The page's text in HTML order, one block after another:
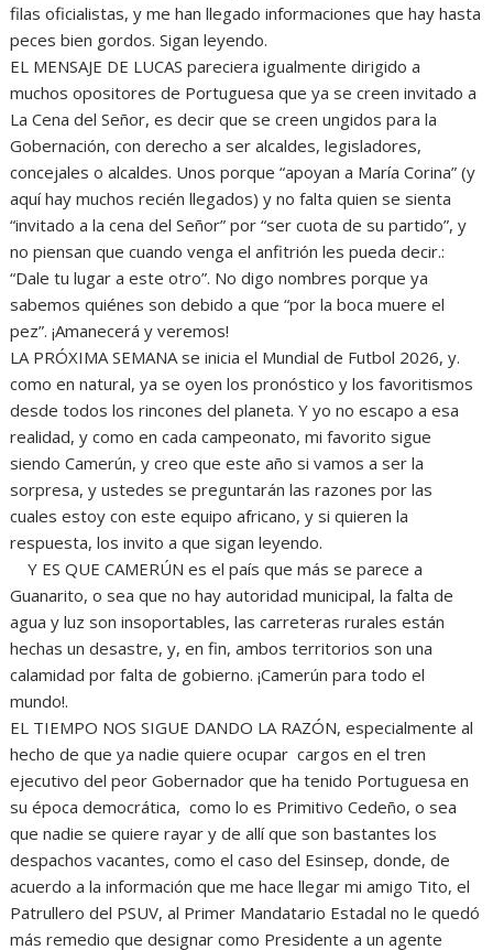
filas oficialistas, y me han llegado informaciones que hay hasta
peces bien gordos. Sigan leyendo.
EL MENSAJE DE LUCAS pareciera igualmente dirigido a
muchos opositores de Portuguesa que ya se creen invitado a
La Cena del Señor, es decir que se creen ungidos para la
Gobernación, con derecho a ser alcaldes, legisladores,
concejales o alcaldes. Unos porque “apoyan a María Corina” (y
aquí hay muchos recién llegados) y no falta quien se sienta
“invitado a la cena del Señor” por “ser cuota de su partido”, y
no piensan que cuando venga el anfitrión les pueda decir.:
“Dale tu lugar a este otro”. No digo nombres porque ya
sabemos quiénes son debido a que “por la boca muere el
pez”. ¡Amanecerá y veremos!
LA PRÓXIMA SEMANA se inicia el Mundial de Futbol 2026, y.
como en natural, ya se oyen los pronóstico y los favoritismos
desde todos los rincones del planeta. Y yo no escapo a esa
realidad, y como en cada campeonato, mi favorito sigue
siendo Camerún, y creo que este año si vamos a ser la
sorpresa, y ustedes se preguntarán las razones por las
cuales estoy con este equipo africano, y si quieren la
respuesta, los invito a que sigan leyendo.
Y ES QUE CAMERÚN es el país que más se parece a
Guanarito, o sea que no hay autoridad municipal, la falta de
agua y luz son insoportables, las carreteras rurales están
hechas un desastre, y, en fin, ambos territorios son una
calamidad por falta de gobierno. ¡Camerún para todo el
mundo!.
EL TIEMPO NOS SIGUE DANDO LA RAZÓN, especialmente al
hecho de que ya nadie quiere ocupar cargos en el tren
ejecutivo del peor Gobernador que ha tenido Portuguesa en
su época democrática, como lo es Primitivo Cedeño, o sea
que nadie se quiere rayar y de allí que son bastantes los
despachos vacantes, como el caso del Esinsep, donde, de
acuerdo a la información que me hace llegar mi amigo Tito, el
Patrullero del PSUV, al Primer Mandatario Estadal no le quedó
más remedio que designar como Presidente a un agente